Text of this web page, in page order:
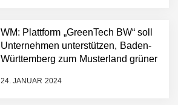
WM: Plattform „GreenTech BW“ soll
Unternehmen unterstützen, Baden-
Württemberg zum Musterland grüner
24. JANUAR 2024
Maximilian Mack von Pyck